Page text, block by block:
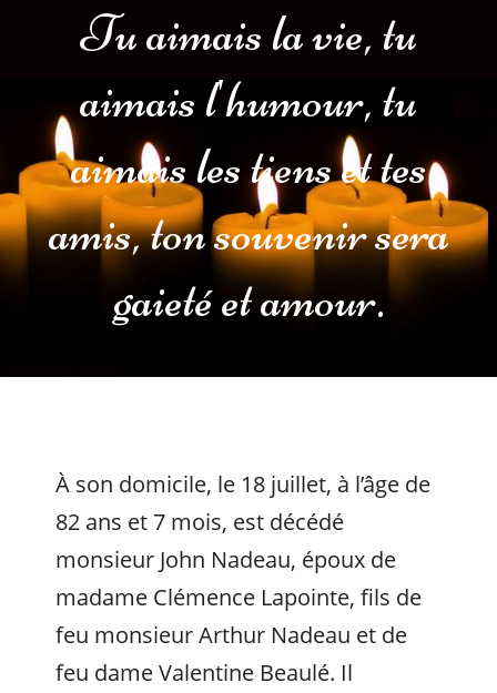
Tu aimais la vie, tu
aimais l'humour, tu
aimais les tiens et tes
amis, ton souvenir sera
gaieté et amour.
À son domicile, le 18 juillet, à l’âge de
82 ans et 7 mois, est décédé
monsieur John Nadeau, époux de
madame Clémence Lapointe, fils de
feu monsieur Arthur Nadeau et de
feu dame Valentine Beaulé. Il